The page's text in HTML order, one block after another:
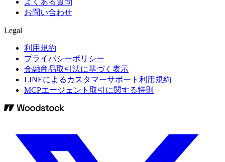
よくある質問
お問い合わせ
Legal
利用規約
プライバシーポリシー
金融商品取引法に基づく表示
LINEによるカスタマーサポート利用規約
MCPエージェント取引に関する特則